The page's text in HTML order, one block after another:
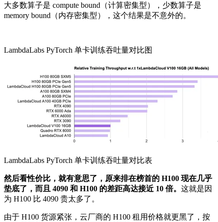
大多数算子是 compute bound（计算密集型），少数算子是
memory bound（内存密集型），这个结果是不意外的。
LambdaLabs PyTorch 单卡训练吞吐量对比图
LambdaLabs PyTorch 单卡训练吞吐量对比表
然后看性价比，就有意思了，原来排在榜首的 H100 现在几乎
垫底了，而且 4090 和 H100 的差距高达接近 10 倍。 这就是因
为 H100 比 4090 贵太多了。
由于 H100 货源紧张，云厂商的 H100 租用价格就更黑了，按